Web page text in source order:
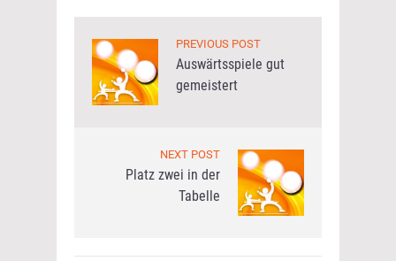
PREVIOUS POST
Auswärtsspiele gut
gemeistert
NEXT POST
Platz zwei in der
Tabelle